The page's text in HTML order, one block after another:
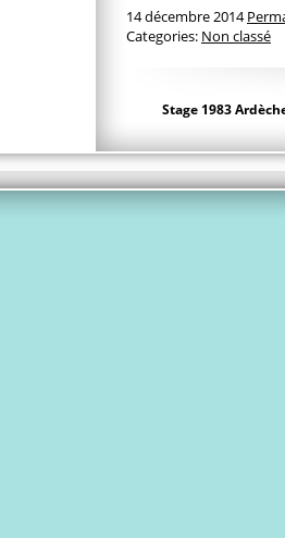
14 décembre 2014
Categories: Non classé
Stage 1983